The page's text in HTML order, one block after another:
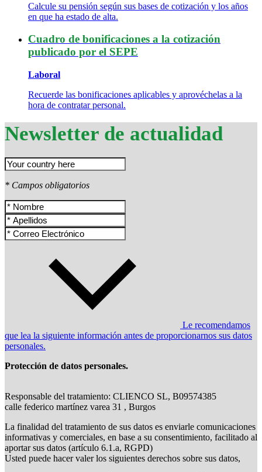
Calcule su pensión según sus bases de cotización y los años
en que ha estado de alta.
Cuadro de bonificaciones a la cotización
publicado por el SEPE
Laboral
Recuerde las bonificaciones aplicables y aprovéchelas a la
hora de contratar personal.
Newsletter de actualidad
* Campos obligatorios
Le recomendamos
que lea la siguiente información antes de proporcionarnos sus datos
personales.
Protección de datos personales.
Responsable del tratamiento: CLIENCO SL, B09574385
calle federico martínez varea 31 , Burgos
La finalidad del tratamiento de sus datos es enviarle comunicaciones
informativas y comerciales, en base a su consentimiento, facilitado al
aportar sus datos (artículo 6.1.a, RGPD)
Usted puede hacer valer los siguientes derechos sobre sus datos,